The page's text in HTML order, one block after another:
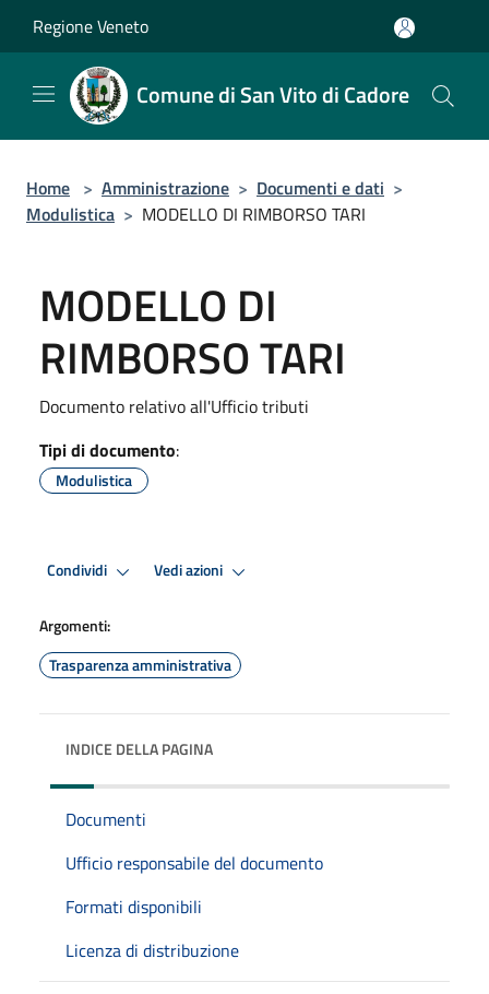
Regione Veneto
Comune di San Vito di Cadore
Home > Amministrazione > Documenti e dati >
Modulistica > MODELLO DI RIMBORSO TARI
MODELLO DI
RIMBORSO TARI
Documento relativo all'Ufficio tributi
Tipi di documento:
Modulistica
Condividi Vedi azioni
Argomenti:
Trasparenza amministrativa
INDICE DELLA PAGINA
Documenti
Ufficio responsabile del documento
Formati disponibili
Licenza di distribuzione